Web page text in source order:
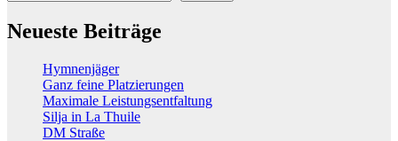
Neueste Beiträge
Hymnenjäger
Ganz feine Platzierungen
Maximale Leistungsentfaltung
Silja in La Thuile
DM Straße